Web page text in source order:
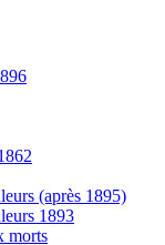
(après 1895)
1893
morts